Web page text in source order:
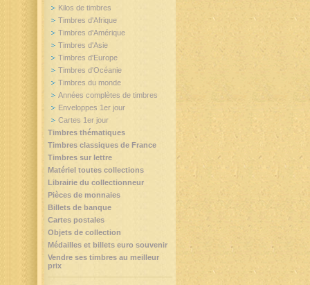
Kilos de timbres
Timbres d'Afrique
Timbres d'Amérique
Timbres d'Asie
Timbres d'Europe
Timbres d'Océanie
Timbres du monde
Années complètes de timbres
Enveloppes 1er jour
Cartes 1er jour
Timbres thématiques
Timbres classiques de France
Timbres sur lettre
Matériel toutes collections
Librairie du collectionneur
Pièces de monnaies
Billets de banque
Cartes postales
Objets de collection
Médailles et billets euro souvenir
Vendre ses timbres au meilleur
prix